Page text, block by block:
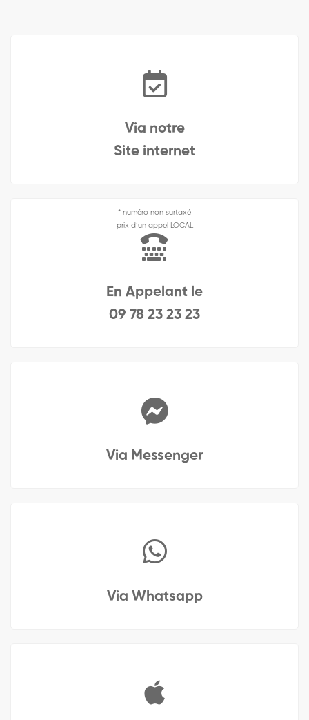
Via notre
Site internet
* numéro non surtaxé
prix d’un appel LOCAL
En Appelant le
09 78 23 23 23
Via Messenger
Via Whatsapp